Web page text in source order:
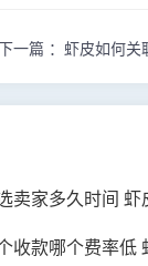
一篇 ： 虾皮如何关
家多久时间 虾皮优
款哪个费率低 虾皮绑定